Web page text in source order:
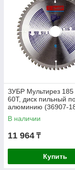
ЗУБР Мультирез
60Т, диск пильный
алюминию (36907-
60)
В наличии
11 964 ₸
Купить